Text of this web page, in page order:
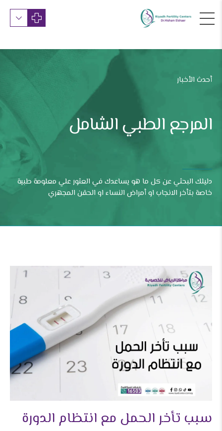
أحدث الأخبار
المرجع الطبي الشامل
دليلك البحثي عن كل ما هو يساعدك في العثور علي معلومة طبية
خاصة بتأخر الانجاب او أمراض النساء او الحقن المجهري
سبب تأخر الحمل مع انتظام الدورة